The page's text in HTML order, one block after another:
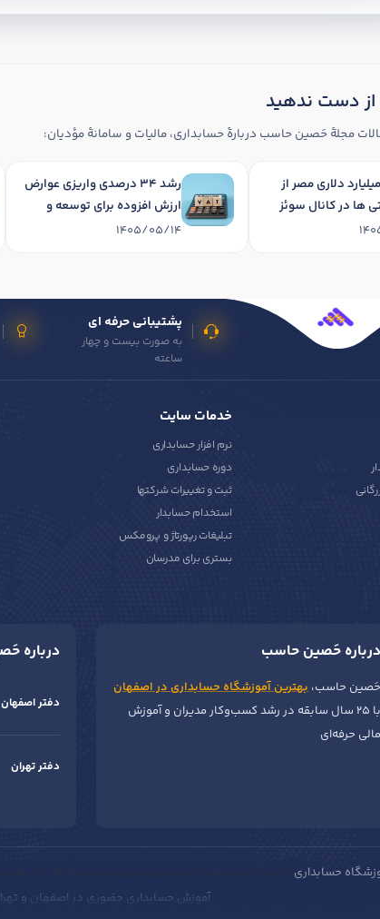
از دست ندهید
مجلهٔ حَصین حاسب دربارهٔ حسابداری، مالیات و سامانهٔ مؤدیان:
مالیات 2 میلیارد دلاری مصر از
ها در کانال سوئز
رشد 34 درصدی واریزی عوارض
ارزش افزوده برای توسعه و
آبادانی استان در چهارماهه
1405/05/14
پشتیبانی حرفه ای
به صورت بیست و چهار
ساعته
خدمات سایت
نرم افزار حسابداری
دوره حسابداری
ثبت و تغییرات شرکتها
استخدام حسابدار
تبلیغات رپورتاژ و پرومکس
بستری برای مدرسان
درباره حَصین حاسب
حَصین حاسب،بهترین آموزشگاه حسابداری در اصفهان
با ۲۵ سال سابقه در رشد کسب‌وکار مدیران و آموزش
مالی حرفه‌ای
درباره
دفتر اصفهان
دفتر تهران
حسابداری
امکان آموزش حسابداری آنلاین وآموزش حسابداری حضوری در اصفهان و